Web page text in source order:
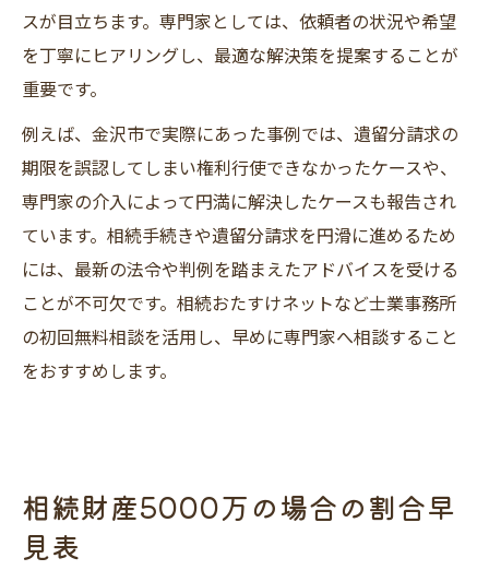
スが目立ちます。専門家としては、依頼者の状況や希望
を丁寧にヒアリングし、最適な解決策を提案することが
重要です。
例えば、金沢市で実際にあった事例では、遺留分請求の
期限を誤認してしまい権利行使できなかったケースや、
専門家の介入によって円満に解決したケースも報告され
ています。相続手続きや遺留分請求を円滑に進めるため
には、最新の法令や判例を踏まえたアドバイスを受ける
ことが不可欠です。相続おたすけネットなど士業事務所
の初回無料相談を活用し、早めに専門家へ相談すること
をおすすめします。
相続財産5000万の場合の割合早
見表